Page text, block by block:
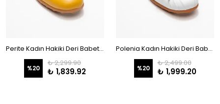
Perite Kadın Hakiki Deri Babet Hardal Arkası Lastikli Color-Match Deri Astar
%20
₺ 2,299.90
₺ 1,839.92
Polenia Kadın Hakiki Deri Babet Beyaz Color-Match Deri Astar
%20
₺ 2,499.00
₺ 1,999.20